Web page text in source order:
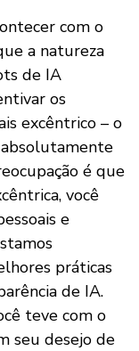
com o
a natureza
de IA
os
excêntrico – o
absolutamente
é que
você
e
práticas
de IA.
teve com o
seu desejo de